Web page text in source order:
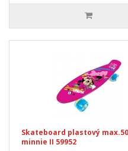
Skateboard plastový
minnie II 59952